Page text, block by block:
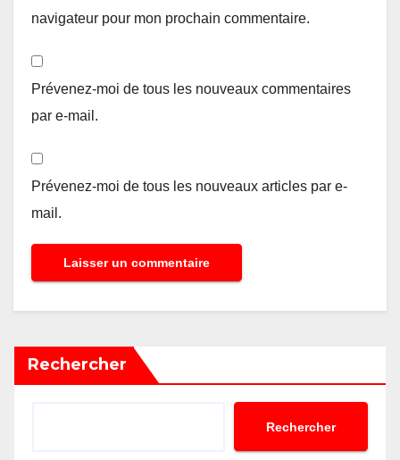
navigateur pour mon prochain commentaire.
Prévenez-moi de tous les nouveaux commentaires
par e-mail.
Prévenez-moi de tous les nouveaux articles par e-
mail.
Rechercher
Rechercher